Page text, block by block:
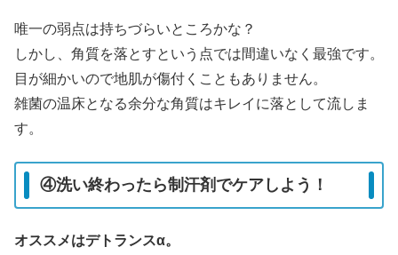
唯一の弱点は持ちづらいところかな？
しかし、角質を落とすという点では間違いなく最強です。
目が細かいので地肌が傷付くこともありません。
雑菌の温床となる余分な角質はキレイに落として流しま
す。
④洗い終わったら制汗剤でケアしよう！
オススメはデトランスα。